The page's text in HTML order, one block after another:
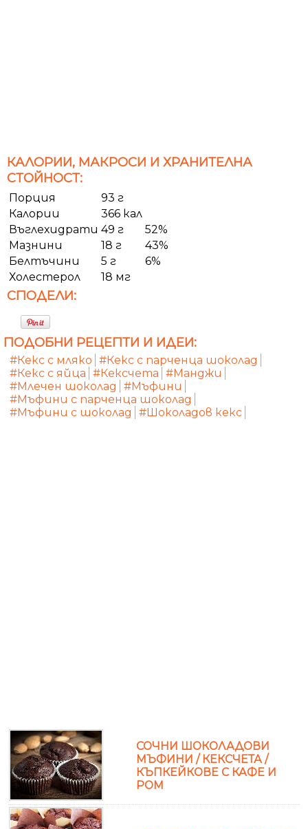
КАЛОРИИ, МАКРОСИ И ХРАНИТЕЛНА
СТОЙНОСТ:
Порция
93 г
Калории
366 кал
Въглехидрати 49 г
52%
Мазнини
18 г
43%
Белтъчини
5 г
6%
Холестерол
18 мг
СПОДЕЛИ:
ПОДОБНИ РЕЦЕПТИ И ИДЕИ:
#Кекс с мляко #Кекс с парченца шоколад
#Кекс с яйца #Кексчета #Манджи
#Млечен шоколад
#Мъфини
#Мъфини с парченца шоколад
#Мъфини с шоколад
#Шоколадов кекс
СОЧНИ ШОКОЛАДОВИ
МЪФИНИ / КЕКСЧЕТА /
КЪПКЕЙКОВЕ С КАФЕ И
РОМ